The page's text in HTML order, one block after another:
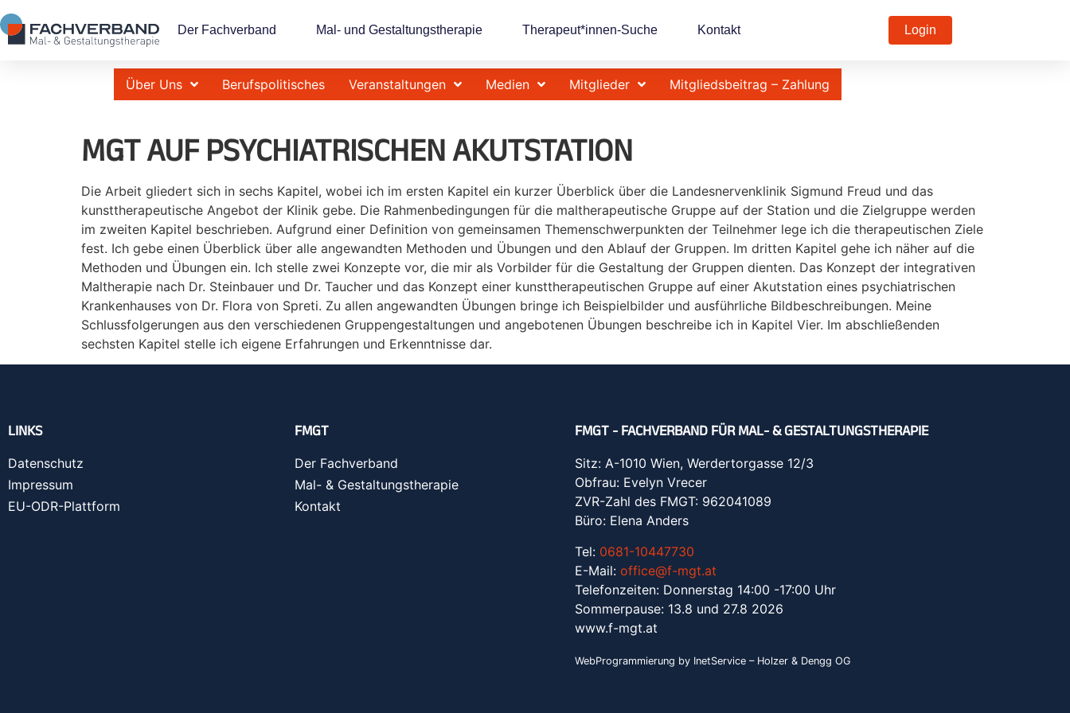
Der Fachverband Mal- und Gestaltungstherapie Therapeut*innen-Suche Kontakt Login
Über Uns Berufspolitisches Veranstaltungen Medien Mitglieder Mitgliedsbeitrag – Zahlung
MGT AUF PSYCHIATRISCHEN AKUTSTATION
Die Arbeit gliedert sich in sechs Kapitel, wobei ich im ersten Kapitel ein kurzer Überblick über die Landesnervenklinik Sigmund Freud und das
kunsttherapeutische Angebot der Klinik gebe. Die Rahmenbedingungen für die maltherapeutische Gruppe auf der Station und die Zielgruppe werden
im zweiten Kapitel beschrieben. Aufgrund einer Definition von gemeinsamen Themenschwerpunkten der Teilnehmer lege ich die therapeutischen Ziele
fest. Ich gebe einen Überblick über alle angewandten Methoden und Übungen und den Ablauf der Gruppen. Im dritten Kapitel gehe ich näher auf die
Methoden und Übungen ein. Ich stelle zwei Konzepte vor, die mir als Vorbilder für die Gestaltung der Gruppen dienten. Das Konzept der integrativen
Maltherapie nach Dr. Steinbauer und Dr. Taucher und das Konzept einer kunsttherapeutischen Gruppe auf einer Akutstation eines psychiatrischen
Krankenhauses von Dr. Flora von Spreti. Zu allen angewandten Übungen bringe ich Beispielbilder und ausführliche Bildbeschreibungen. Meine
Schlussfolgerungen aus den verschiedenen Gruppengestaltungen und angebotenen Übungen beschreibe ich in Kapitel Vier. Im abschließenden
sechsten Kapitel stelle ich eigene Erfahrungen und Erkenntnisse dar.
LINKS
Datenschutz
Impressum
EU-ODR-Plattform
FMGT
Der Fachverband
Mal- & Gestaltungstherapie
Kontakt
FMGT - FACHVERBAND FÜR MAL- & GESTALTUNGSTHERAPIE
Sitz: A-1010 Wien, Werdertorgasse 12/3
Obfrau: Evelyn Vrecer
ZVR-Zahl des FMGT: 962041089
Büro: Elena Anders
Tel: 0681-10447730
E-Mail: office@f-mgt.at
Telefonzeiten: Donnerstag 14:00 -17:00 Uhr
Sommerpause: 13.8 und 27.8 2026
www.f-mgt.at
WebProgrammierung by InetService – Holzer & Dengg OG